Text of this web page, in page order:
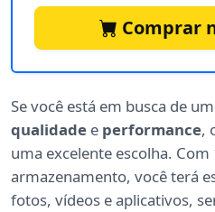
Comprar
Se você está em busca de
qualidade e performance,
uma excelente escolha. Com
armazenamento, você terá
fotos, vídeos e aplicativos,